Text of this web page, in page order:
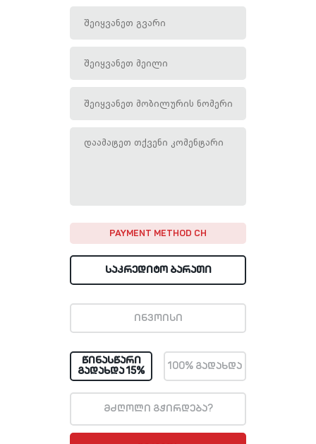
PAYMENT METHOD CH
ᲡᲐᲙᲠᲔᲓᲘᲢᲝ ᲑᲐᲠᲐᲗᲘ
ᲘᲜᲕᲝᲘᲡᲘ
ᲬᲘᲜᲐᲡᲬᲐᲠᲘ
ᲒᲐᲓᲐᲮᲓᲐ 15%
100% ᲒᲐᲓᲐᲮᲓᲐ
მძღოლი გჭირდება?